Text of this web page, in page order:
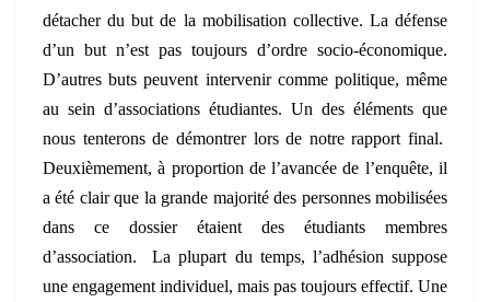
détacher du but de la mobilisation collective. La défense
d’un but n’est pas toujours d’ordre socio-économique.
D’autres buts peuvent intervenir comme politique, même
au sein d’associations étudiantes. Un des éléments que
nous tenterons de démontrer lors de notre rapport final.
Deuxièmement, à proportion de l’avancée de l’enquête, il
a été clair que la grande majorité des personnes mobilisées
dans ce dossier étaient des étudiants membres
d’association. La plupart du temps, l’adhésion suppose
une engagement individuel, mais pas toujours effectif. Une